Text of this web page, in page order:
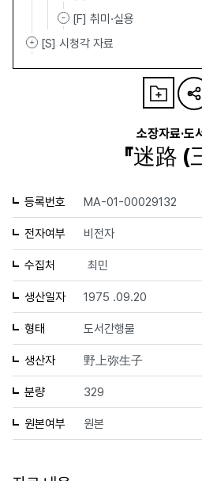
[F] 취미·실용
[S] 시청각 자료
소장자료·도
『迷路 (
등록번호 MA-01-00029132
전자여부 비전자
수집처 최민
생산일자 1975 .09.20
형태 도서간행물
생산자 野上弥生子
분량 329
원본여부 원본